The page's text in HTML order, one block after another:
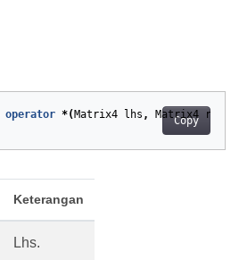
Copy
operator *( Matrix4 lhs , Matrix4 rhs
Keterangan
Lhs.